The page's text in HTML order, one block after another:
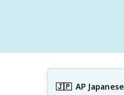
🇯🇵 AP Japanese